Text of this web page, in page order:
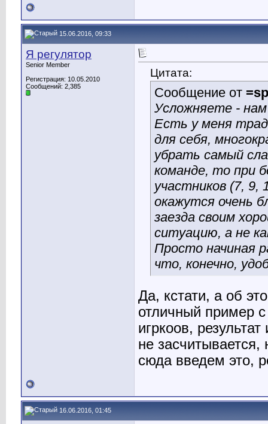
15.06.2016, 09:33
Я регулятор
Senior Member
Регистрация: 10.05.2010
Сообщений: 2,385
Цитата:
Сообщение от
Усложняете -
Есть у меня
для себя,
убрать самый
команде, то при
участников (7,
окажутся очень
заезда своим
ситуацию, а не
Просто начиная
что, конечно,
Да, кстати, а об
отличный пример
игркоов,
не засчитывается,
сюда введем это,
16.06.2016, 01:45